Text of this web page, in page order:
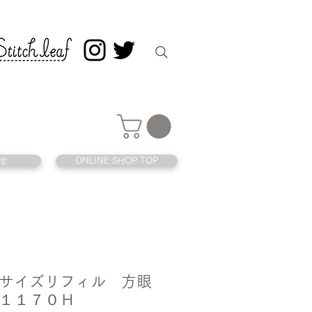
イズリフィル 方眼
１７０Ｈ
ONLINE SHOP TOP